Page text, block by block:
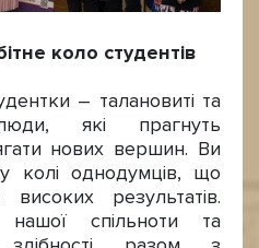
коло студентів
– талановиті та
які прагнуть
нових вершин. Ви
колі однодумців, що
результатів.
спільноти та